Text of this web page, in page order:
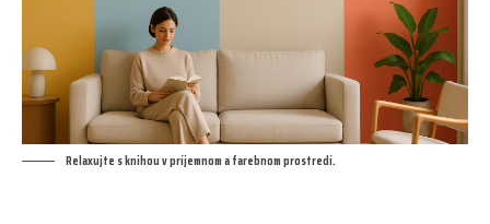
Relaxujte s knihou v príjemnom a farebnom prostredí.